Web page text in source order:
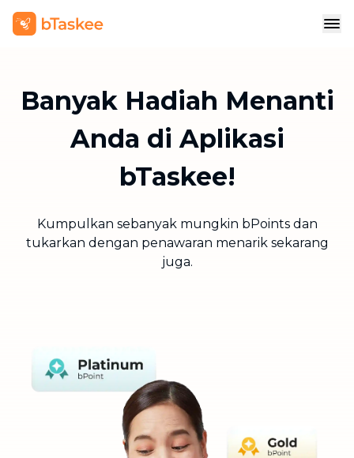
Banyak Hadiah Menanti
Anda di Aplikasi
bTaskee!
Kumpulkan sebanyak mungkin bPoints dan
tukarkan dengan penawaran menarik sekarang
juga.